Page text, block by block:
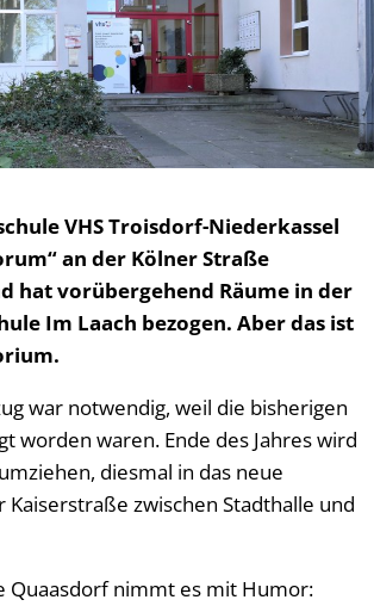
VHS Troisdorf-Niederkassel
an der Kölner Straße
hat vorübergehend Räume in der
Im Laach bezogen. Aber das ist
war notwendig, weil die bisherigen
worden waren. Ende des Jahres wird
diesmal in das neue
Kaiserstraße zwischen Stadthalle und
Quaasdorf nimmt es mit Humor: